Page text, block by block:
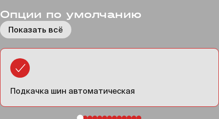
Опции по умолчанию
Показать всё
Подкачка шин автоматическая